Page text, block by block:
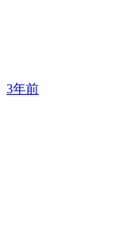
3年前